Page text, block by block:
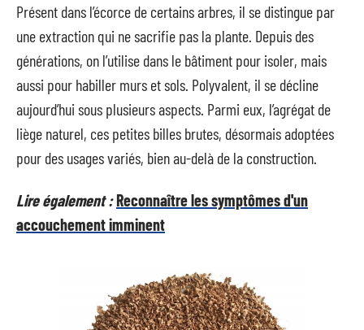
Présent dans l’écorce de certains arbres, il se distingue par
une extraction qui ne sacrifie pas la plante. Depuis des
générations, on l’utilise dans le bâtiment pour isoler, mais
aussi pour habiller murs et sols. Polyvalent, il se décline
aujourd’hui sous plusieurs aspects. Parmi eux, l’agrégat de
liège naturel, ces petites billes brutes, désormais adoptées
pour des usages variés, bien au-delà de la construction.
Lire également :Reconnaître les symptômes d'un
accouchement imminent